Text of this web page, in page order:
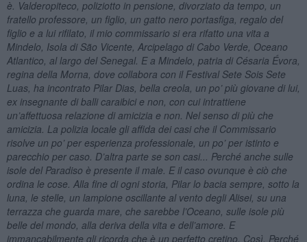
è. Valderopiteco, poliziotto in pensione, divorziato da tempo, un
fratello professore, un figlio, un gatto nero portasfiga, regalo del
figlio e a lui rifilato, il mio commissario si era rifatto una vita a
Mindelo, Isola di São Vicente, Arcipelago di Cabo Verde, Oceano
Atlantico, al largo del Senegal. E a Mindelo, patria di Césaria Évora,
regina della Morna, dove collabora con il Festival Sete Sois Sete
Luas, ha incontrato Pilar Dias, bella creola, un po’ più giovane di lui,
ex insegnante di balli caraibici e non, con cui intrattiene
un’affettuosa relazione di amicizia e non. Nel senso di più che
amicizia. La polizia locale gli affida dei casi che il Commissario
risolve un po’ per esperienza professionale, un po’ per istinto e
parecchio per caso. D’altra parte se son casi... Perché anche sulle
isole del Paradiso è presente il male. E il caso ovunque è ciò che
ordina le cose. Alla fine di ogni storia, Pilar lo bacia sempre, sotto la
luna, le stelle, un lampione oscillante al vento degli Alisei, su una
terrazza che guarda mare, che sarebbe l’Oceano, sulle isole più
belle del mondo, alla deriva della vita e dell’amore. E
immancabilmente gli ricorda che è un perfetto cretino. Così. Perché